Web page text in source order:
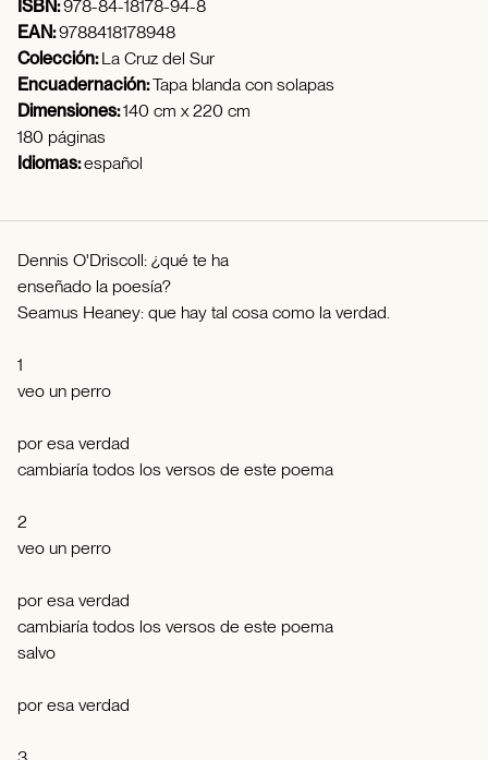
ISBN:978-84-18178-94-8
EAN:9788418178948
Colección:La Cruz del Sur
Encuadernación:Tapa blanda con solapas
Dimensiones:140 cm x 220 cm
180 páginas
Idiomas:español
Dennis O'Driscoll: ¿qué te ha
enseñado la poesía?
Seamus Heaney: que hay tal cosa como la verdad.
1
veo un perro
por esa verdad
cambiaría todos los versos de este poema
2
veo un perro
por esa verdad
cambiaría todos los versos de este poema
salvo
por esa verdad